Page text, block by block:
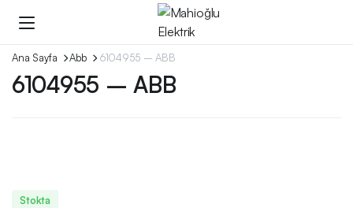
Ana Sayfa Abb 6104955 – ABB
6104955 – ABB
Stokta